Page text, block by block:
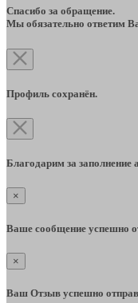
Спасибо за обращение.
Мы обязательно ответим
Профиль сохранён.
Благодарим за заполнение
×
Ваше сообщение успешно
×
Ваш Отзыв успешно